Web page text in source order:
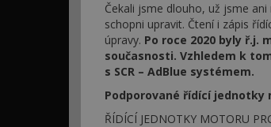
Čekali jsme dlouho, už jsme
schopni upravit. Čtení i zápis
úpravy. Po roce 2020 byly ř.j.
současnosti. Vzhledem k
s SCR – AdBlue systémem.
Podporované řídící jednotky
ŘÍDÍCÍ JEDNOTKY MOTORU